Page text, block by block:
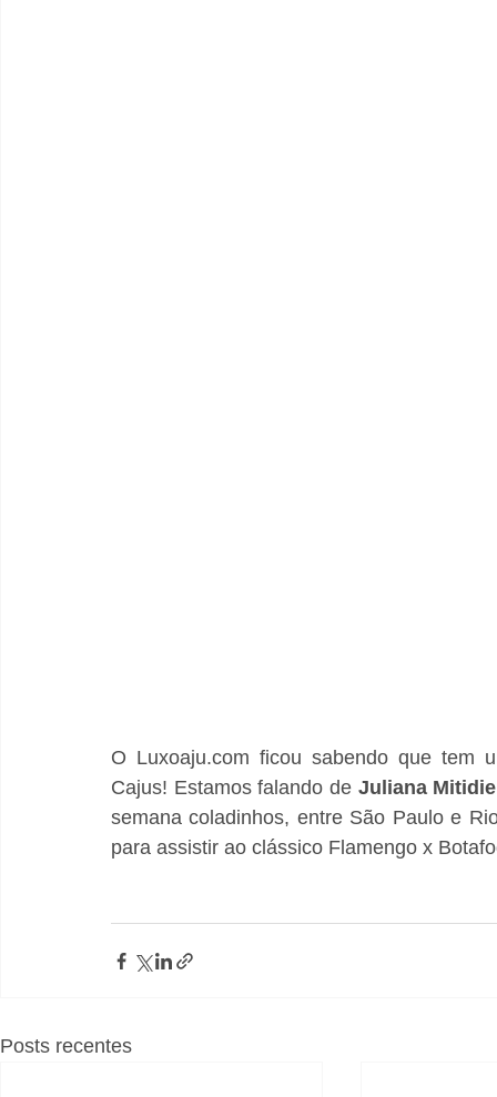
O Luxoaju.com ficou sabendo que tem
Cajus! Estamos falando de Juliana
semana coladinhos, entre São Paulo e
para assistir ao clássico Flamengo x
Posts recentes